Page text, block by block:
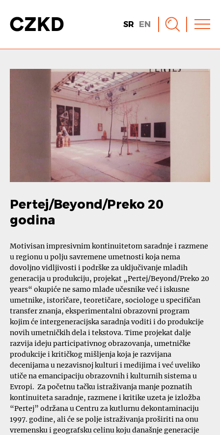
SR EN
Pertej/Beyond/Preko 20
godina
Motivisan impresivnim kontinuitetom saradnje i razmene
u regionu u polju savremene umetnosti koja nema
dovoljno vidljivosti i podrške za uključivanje mladih
generacija u produkciju, projekat „Pertej/Beyond/Preko 20
years“ okupiće ne samo mlade učesnike već i iskusne
umetnike, istoričare, teoretičare, sociologe u specifičan
transfer znanja, eksperimentalni obrazovni program
kojim će intergeneracijska saradnja voditi i do produkcije
novih umetničkih dela i tekstova. Time projekat dalje
razvija ideju participativnog obrazovanja, umetničke
produkcije i kritičkog mišljenja koja je razvijana
decenijama u nezavisnoj kulturi i medijima i već uveliko
utiče na emancipaciju obrazovnih i kulturnih sistema u
Evropi. Za početnu tačku istraživanja manje poznatih
kontinuiteta saradnje, razmene i kritike uzeta je izložba
“Pertej” održana u Centru za kutlurnu dekontaminaciju
1997. godine, ali će se polje istraživanja proširiti na onu
vremensku i geografsku celinu koju današnje generacije